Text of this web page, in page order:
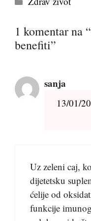
1 komentar na
benefiti”
sanja
13/01/
Uz zeleni caj,
dijetetsku
ćelije od
funkcije